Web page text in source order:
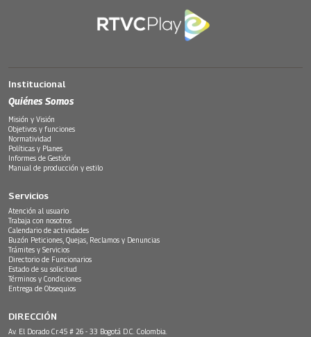
Institucional
Quiénes Somos
Misión y Visión
Objetivos y funciones
Normatividad
Políticas y Planes
Informes de Gestión
Manual de producción y estilo
Servicios
Atención al usuario
Trabaja con nosotros
Calendario de actividades
Buzón Peticiones, Quejas, Reclamos y Denuncias
Trámites y Servicios
Directorio de Funcionarios
Estado de su solicitud
Términos y Condiciones
Entrega de Obsequios
DIRECCIÓN
Av. El Dorado Cr.45 # 26 - 33 Bogotá D.C. Colombia.